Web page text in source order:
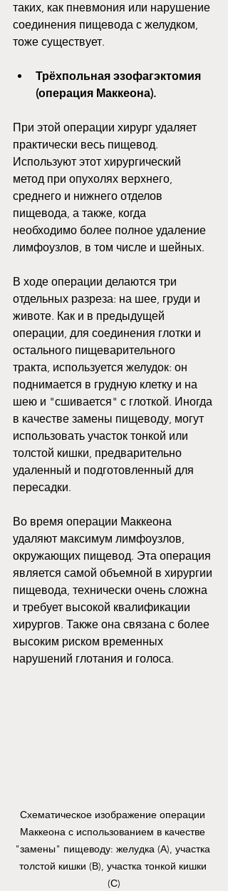
таких, как пневмония или нарушение
соединения пищевода с желудком,
тоже существует.
Трёхпольная эзофагэктомия
(операция Маккеона).
При этой операции хирург удаляет
практически весь пищевод.
Используют этот хирургический
метод при опухолях верхнего,
среднего и нижнего отделов
пищевода, а также, когда
необходимо более полное удаление
лимфоузлов, в том числе и шейных.
В ходе операции делаются три
отдельных разреза: на шее, груди и
животе. Как и в предыдущей
операции, для соединения глотки и
остального пищеварительного
тракта, используется желудок: он
поднимается в грудную клетку и на
шею и "сшивается" с глоткой. Иногда
в качестве замены пищеводу, могут
использовать участок тонкой или
толстой кишки, предварительно
удаленный и подготовленный для
пересадки.
Во время операции Маккеона
удаляют максимум лимфоузлов,
окружающих пищевод. Эта операция
является самой объемной в хирургии
пищевода, технически очень сложна
и требует высокой квалификации
хирургов. Также она связана с более
высоким риском временных
нарушений глотания и голоса.
Схематическое изображение операции
Маккеона с использованием в качестве
"замены" пищеводу: желудка (А), участка
толстой кишки (В), участка тонкой кишки
(С)